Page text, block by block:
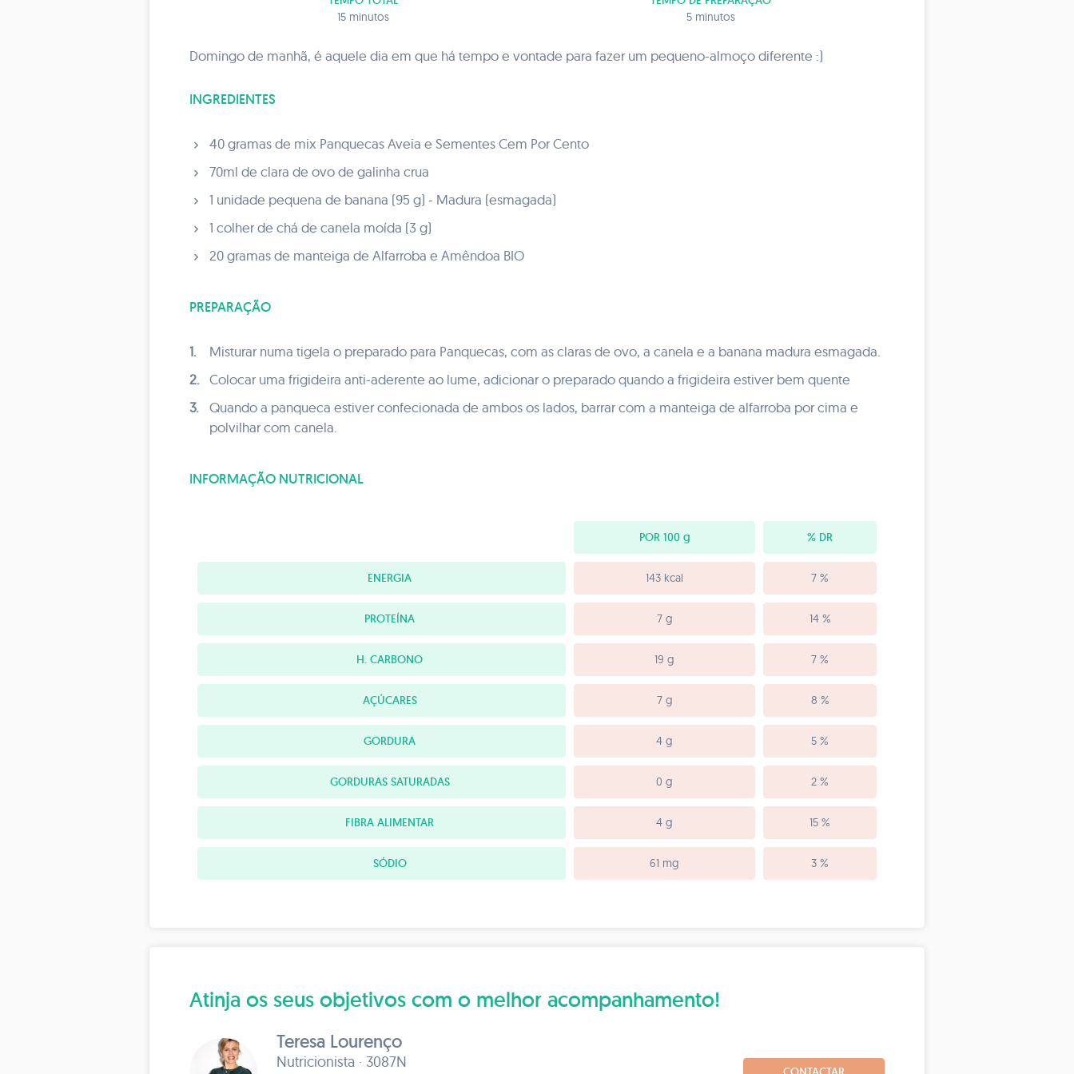
15 minutos
5 minutos
Domingo de manhã, é aquele dia em que há tempo e vontade para fazer um pequeno-almoço diferente :)
INGREDIENTES
40 gramas de mix Panquecas Aveia e Sementes Cem Por Cento
70ml de clara de ovo de galinha crua
1 unidade pequena de banana (95 g) - Madura (esmagada)
1 colher de chá de canela moída (3 g)
20 gramas de manteiga de Alfarroba e Amêndoa BIO
PREPARAÇÃO
1.
Misturar numa tigela o preparado para Panquecas, com as claras de ovo, a canela e a banana madura esmagada.
2.
Colocar uma frigideira anti-aderente ao lume, adicionar o preparado quando a frigideira estiver bem quente
3.
Quando a panqueca estiver confecionada de ambos os lados, barrar com a manteiga de alfarroba por cima e
polvilhar com canela.
INFORMAÇÃO NUTRICIONAL
POR 100 g % DR
ENERGIA 143 kcal 7 %
PROTEÍNA 7 g 14 %
H. CARBONO 19 g 7 %
AÇÚCARES 7 g 8 %
GORDURA 4 g 5 %
GORDURAS SATURADAS 0 g 2 %
FIBRA ALIMENTAR 4 g 15 %
SÓDIO 61 mg 3 %
Atinja os seus objetivos com o melhor acompanhamento!
Teresa Lourenço
Nutricionista · 3087N